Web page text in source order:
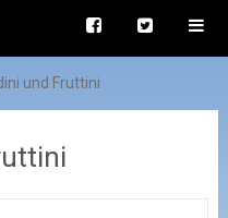
und Fruttini